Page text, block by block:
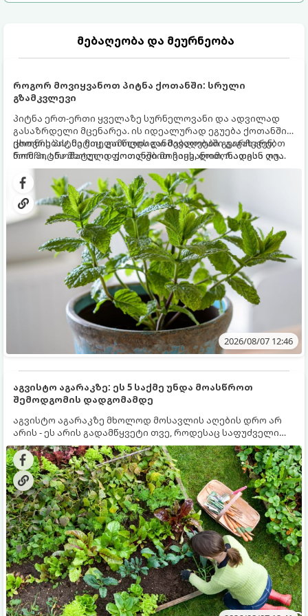
მებაღეობა და მეურნეობა
როგორ მოვიყვანოთ პიტნა ქოთანში: სრული
გზამკვლევი
პიტნა ერთ-ერთი ყველაზე სურნელოვანი და ადვილად
გასაზრდელი მცენარეა. ის იდეალურად ეგუება ქოთანში
ცხოვრებას, მეტიც, გამოცდილი მებაღეები გვირჩევენ,
რომ პიტნა მხოლოდ ქოთანში მოვიყვანოთ, რადგან ღია
გრუნტში (ბაღში) დარგვისას ის ფესვებით ძალიან
სწრაფად ვრცელდება და სხვა მცენარეებს ავიწროებს.
ქოთნის პიტნა მთელი წლის განმავლობაში გაგახარებთ
ნორჩი, არომატული ფოთლებით ჩაის, ლიმონათისა თუ
კერძებისთვის.
2026/08/07 12:46
აგვისტო აგარაკზე: ეს 5 საქმე უნდა მოასწროთ
შემოდგომის დადგომამდე
აგვისტო აგარაკზე მხოლოდ მოსავლის აღების დრო არ
არის - ეს არის გადამწყვეტი თვე, როდესაც საფუძველი
ეყრება მომავალი წლის მოსავალს და ბაღი მზადდება
შემოდგომა-ზამთრის სეზონისთვის. იმისათვის, რომ
ნიადაგმა ენერგია აღიდგინოს, ხოლო მცენარეებმა
ზამთარს გაუძლონ, აგვისტოს ბოლომდე 5
მნიშვნელოვანი საქმის გაკეთება უნდა მოასწროთ: